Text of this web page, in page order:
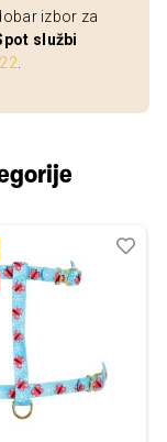
izbor za
službi